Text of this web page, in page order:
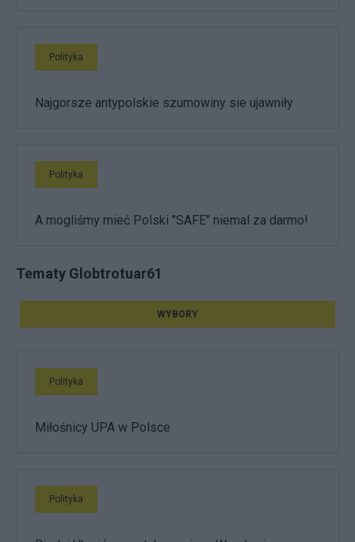
Polityka
Najgorsze antypolskie szumowiny sie ujawniły
Polityka
A mogliśmy mieć Polski "SAFE" niemal za darmo!
Tematy Globtrotuar61
WYBORY
Polityka
Miłośnicy UPA w Polsce
Polityka